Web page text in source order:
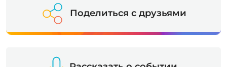
Поделиться с друзьями